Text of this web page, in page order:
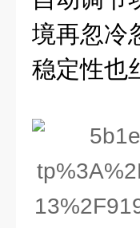
境再忽冷
稳定性也